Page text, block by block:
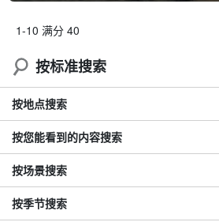
1-10 满分 40
按标准搜索
按地点搜索
按您能看到的内容搜索
按场景搜索
按季节搜索